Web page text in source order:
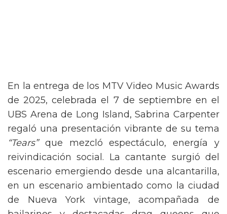
En la entrega de los MTV Video Music Awards
de 2025, celebrada el 7 de septiembre en el
UBS Arena de Long Island, Sabrina Carpenter
regaló una presentación vibrante de su tema
“Tears”que mezcló espectáculo, energía y
reivindicación social. La cantante surgió del
escenario emergiendo desde una alcantarilla,
en un escenario ambientado como la ciudad
de Nueva York vintage, acompañada de